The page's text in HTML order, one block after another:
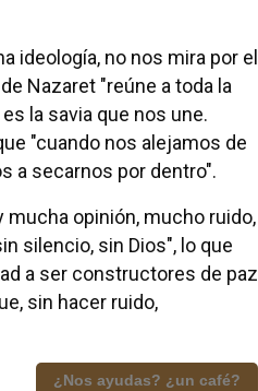
ideología, no nos mira por el
Nazaret "reúne a toda la
la savia que nos une.
"cuando nos alejamos de
a secarnos por dentro".
mucha opinión, mucho ruido,
silencio, sin Dios", lo que
a ser constructores de paz
sin hacer ruido,
¿Nos ayudas? ¿un café?